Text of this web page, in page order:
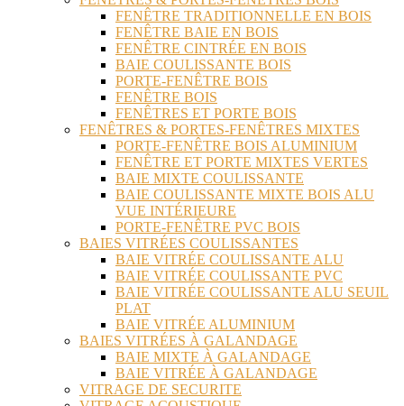
FENÊTRE TRADITIONNELLE EN BOIS
FENÊTRE BAIE EN BOIS
FENÊTRE CINTRÉE EN BOIS
BAIE COULISSANTE BOIS
PORTE-FENÊTRE BOIS
FENÊTRE BOIS
FENÊTRES ET PORTE BOIS
FENÊTRES & PORTES-FENÊTRES MIXTES
PORTE-FENÊTRE BOIS ALUMINIUM
FENÊTRE ET PORTE MIXTES VERTES
BAIE MIXTE COULISSANTE
BAIE COULISSANTE MIXTE BOIS ALU
VUE INTÉRIEURE
PORTE-FENÊTRE PVC BOIS
BAIES VITRÉES COULISSANTES
BAIE VITRÉE COULISSANTE ALU
BAIE VITRÉE COULISSANTE PVC
BAIE VITRÉE COULISSANTE ALU SEUIL
PLAT
BAIE VITRÉE ALUMINIUM
BAIES VITRÉES À GALANDAGE
BAIE MIXTE À GALANDAGE
BAIE VITRÉE À GALANDAGE
VITRAGE DE SECURITE